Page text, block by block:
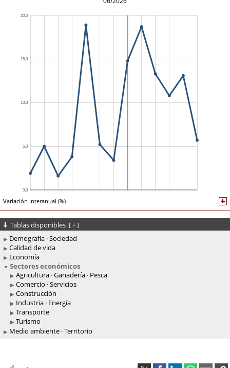
Variación interanual (%)
Tablas disponibles [ + ]
Demografía · Sociedad
Calidad de vida
Economía
Sectores económicos
Agricultura · Ganadería · Pesca
Comercio · Servicios
Construcción
Industria · Energía
Transporte
Turismo
Medio ambiente · Territorio